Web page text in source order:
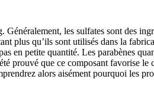
les sulfates sont des
plus qu’ils sont utilisés dans la
en petite quantité. Les parabènes
que ce composant favorise le
alors aisément pourquoi les